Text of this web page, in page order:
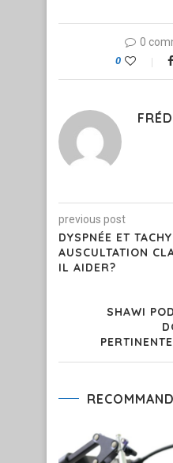
0
0
previous post
DYSPNÉE ET
AUSCULTATION
IL AIDER?
SHAWI